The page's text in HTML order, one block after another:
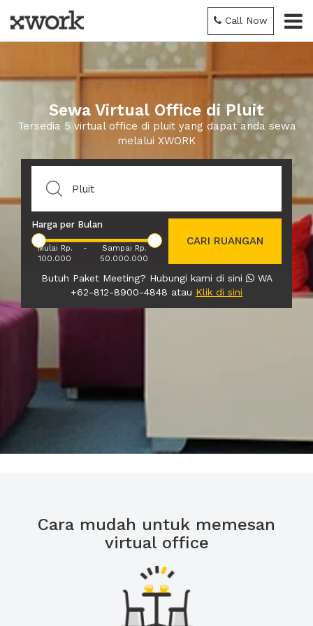
Call Now
Sewa Virtual Office di Pluit
Tersedia 5 virtual office di pluit yang dapat anda sewa
melalui XWORK
Harga per Bulan
Mulai Rp.
100.000
-
Sampai Rp.
50.000.000
CARI RUANGAN
Butuh Paket Meeting? Hubungi kami di sini
WA
+62-812-8900-4848 atau Klik di sini
Cara mudah untuk memesan
virtual office